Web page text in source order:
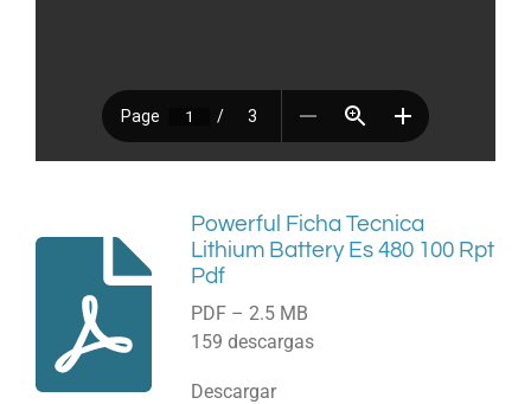
Powerful Ficha Tecnica
Lithium Battery Es 480 100 Rpt
Pdf
PDF – 2.5 MB
159 descargas
Descargar